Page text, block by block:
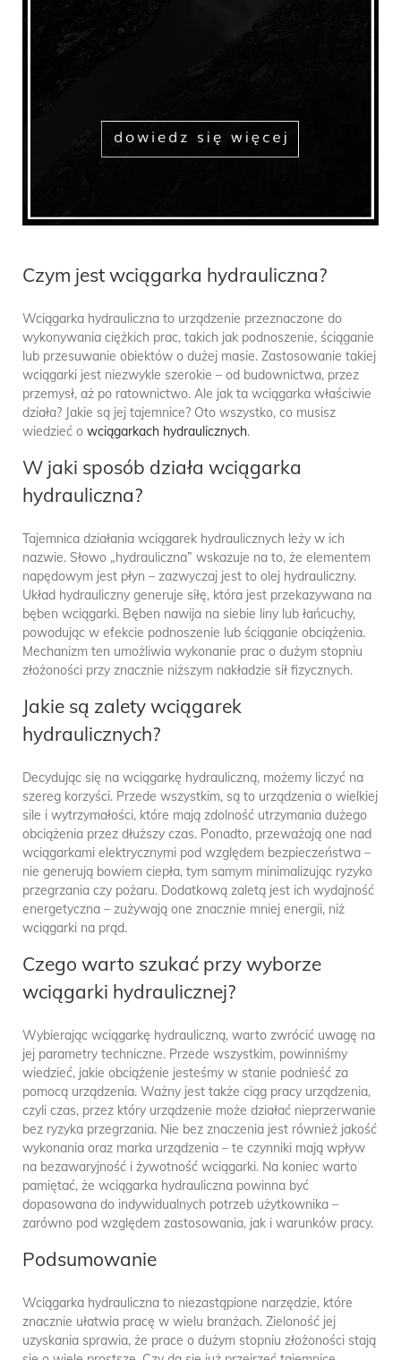
Czym jest wciągarka hydrauliczna?
Wciągarka hydrauliczna to urządzenie przeznaczone do
wykonywania ciężkich prac, takich jak podnoszenie, ściąganie
lub przesuwanie obiektów o dużej masie. Zastosowanie takiej
wciągarki jest niezwykle szerokie – od budownictwa, przez
przemysł, aż po ratownictwo. Ale jak ta wciągarka właściwie
działa? Jakie są jej tajemnice? Oto wszystko, co musisz
wiedzieć o wciągarkach hydraulicznych.
W jaki sposób działa wciągarka
hydrauliczna?
Tajemnica działania wciągarek hydraulicznych leży w ich
nazwie. Słowo „hydrauliczna” wskazuje na to, że elementem
napędowym jest płyn – zazwyczaj jest to olej hydrauliczny.
Układ hydrauliczny generuje siłę, która jest przekazywana na
bęben wciągarki. Bęben nawija na siebie liny lub łańcuchy,
powodując w efekcie podnoszenie lub ściąganie obciążenia.
Mechanizm ten umożliwia wykonanie prac o dużym stopniu
złożoności przy znacznie niższym nakładzie sił fizycznych.
Jakie są zalety wciągarek
hydraulicznych?
Decydując się na wciągarkę hydrauliczną, możemy liczyć na
szereg korzyści. Przede wszystkim, są to urządzenia o wielkiej
sile i wytrzymałości, które mają zdolność utrzymania dużego
obciążenia przez dłuższy czas. Ponadto, przeważają one nad
wciągarkami elektrycznymi pod względem bezpieczeństwa –
nie generują bowiem ciepła, tym samym minimalizując ryzyko
przegrzania czy pożaru. Dodatkową zaletą jest ich wydajność
energetyczna – zużywają one znacznie mniej energii, niż
wciągarki na prąd.
Czego warto szukać przy wyborze
wciągarki hydraulicznej?
Wybierając wciągarkę hydrauliczną, warto zwrócić uwagę na
jej parametry techniczne. Przede wszystkim, powinniśmy
wiedzieć, jakie obciążenie jesteśmy w stanie podnieść za
pomocą urządzenia. Ważny jest także ciąg pracy urządzenia,
czyli czas, przez który urządzenie może działać nieprzerwanie
bez ryzyka przegrzania. Nie bez znaczenia jest również jakość
wykonania oraz marka urządzenia – te czynniki mają wpływ
na bezawaryjność i żywotność wciągarki. Na koniec warto
pamiętać, że wciągarka hydrauliczna powinna być
dopasowana do indywidualnych potrzeb użytkownika –
zarówno pod względem zastosowania, jak i warunków pracy.
Podsumowanie
Wciągarka hydrauliczna to niezastąpione narzędzie, które
znacznie ułatwia pracę w wielu branżach. Zieloność jej
uzyskania sprawia, że prace o dużym stopniu złożoności stają